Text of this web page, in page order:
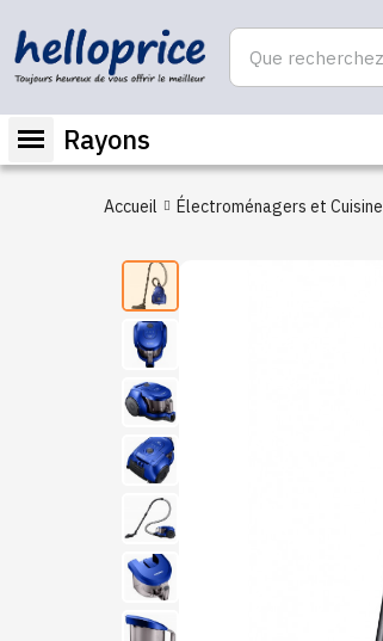
Rayons
Accueil Électroménagers et Cuisine